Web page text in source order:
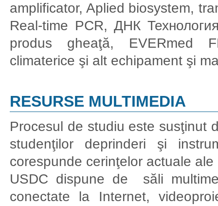
amplificator, Aplied biosystem,
Real-time PCR, ДНК
produs gheaţă, EVERmed
climaterice şi alt echipament şi
RESURSE MULTIMEDIA
Procesul de studiu este susţinut
studenţilor deprinderi şi
corespunde cerinţelor actuale ale
USDC dispune de săli
conectate la Internet,